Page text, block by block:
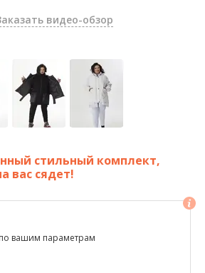
видео-обзор
стильный комплект,
вас сядет!
вашим параметрам